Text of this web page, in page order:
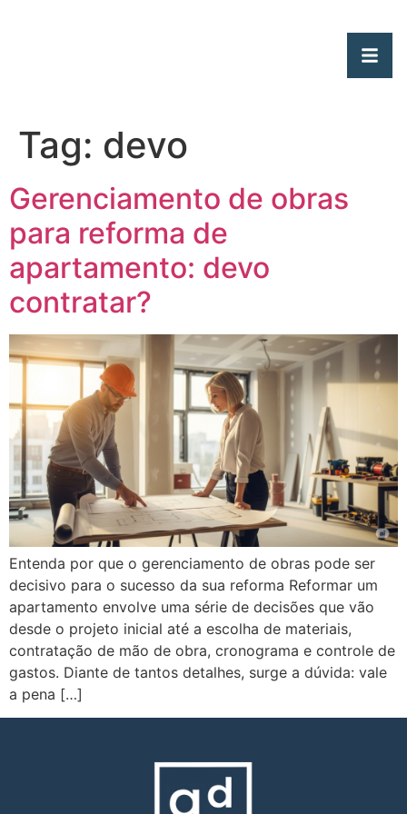
Tag: devo
Gerenciamento de obras
para reforma de
apartamento: devo
contratar?
Entenda por que o gerenciamento de obras pode ser
decisivo para o sucesso da sua reforma Reformar um
apartamento envolve uma série de decisões que vão
desde o projeto inicial até a escolha de materiais,
contratação de mão de obra, cronograma e controle de
gastos. Diante de tantos detalhes, surge a dúvida: vale
a pena […]